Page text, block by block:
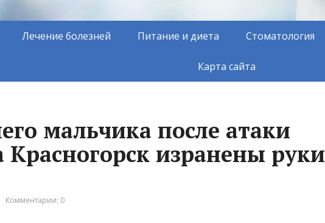
Лечение болезней Питание и диета Стоматология
Карта сайта
мальчика после атаки
изранены руки
Комментарии: 0